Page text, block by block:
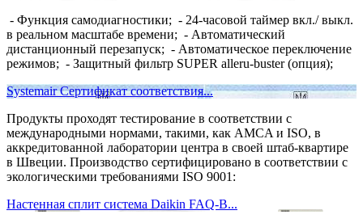
- Функция самодиагностики; - 24-часовой таймер вкл./ выкл.
в реальном масштабе времени; - Автоматический
дистанционный перезапуск; - Автоматическое переключение
режимов; - Защитный фильтр SUPER alleru-buster (опция);
Systemair Сертификат соответствия...
Продукты проходят тестирование в соответствии с
международными нормами, такими, как AMCA и ISO, в
аккредитованной лаборатории центра в своей штаб-квартире
в Швеции. Производство сертифицировано в соответствии с
экологическими требованиями ISO 9001:
Настенная сплит система Daikin FAQ-B...